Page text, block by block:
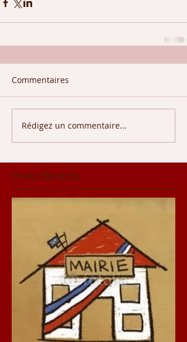
Commentaires
Rédigez un commentaire...
Posts Récents